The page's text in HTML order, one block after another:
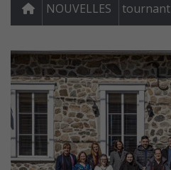
NOUVELLES tournant